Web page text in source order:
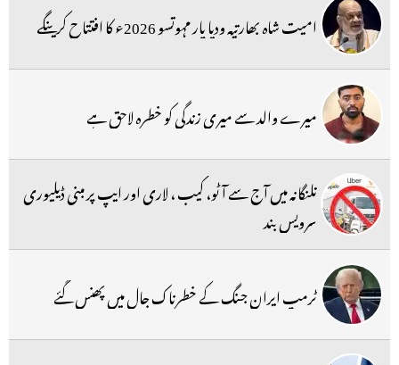
امیت شاہ بھارتیہ ودیا پار مہوتسو 2026ء کا افتتاح کرینگے
میرے والد سے میری زندگی کو خطرہ لاحق ہے
تلنگانہ میں آج سے آٹو، کیب ، لاری اور ایپ پر مبنی ڈیلیوری
سرویس بند
ٹرمپ ایران جنگ کے خطرناک جال میں پھنس گئے